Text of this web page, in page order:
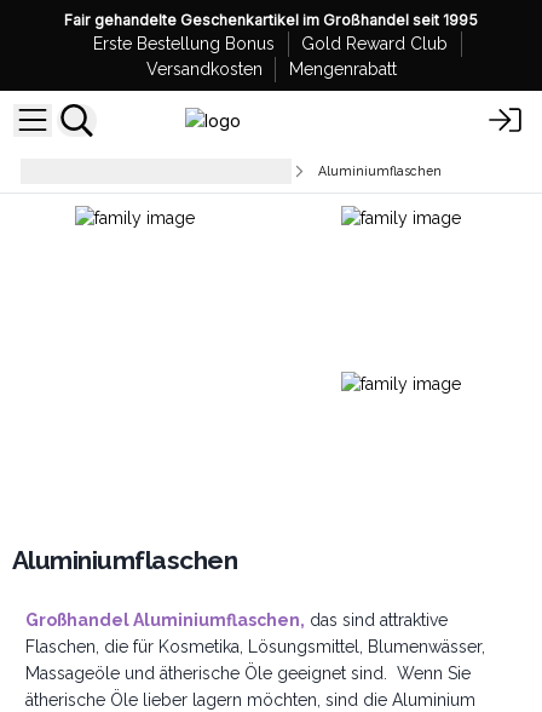
Fair gehandelte Geschenkartikel im Großhandel seit 1995
Erste Bestellung Bonus
Gold Reward Club
Versandkosten
Mengenrabatt
Aluminiumflaschen
Aluminiumflaschen
Großhandel Aluminiumflaschen, das sind attraktive
Flaschen, die für Kosmetika, Lösungsmittel, Blumenwässer,
Massageöle und ätherische Öle geeignet sind. Wenn Sie
ätherische Öle lieber lagern möchten, sind die Aluminium